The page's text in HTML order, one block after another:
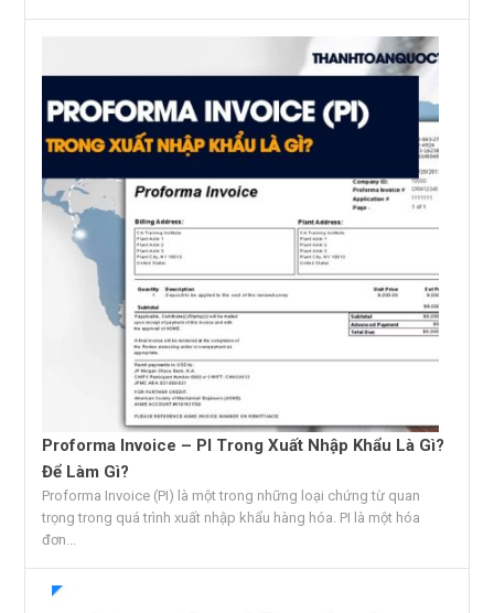
Proforma Invoice – PI Trong Xuất Nhập Khẩu Là Gì?
Để Làm Gì?
Proforma Invoice (PI) là một trong những loại chứng từ quan
trọng trong quá trình xuất nhập khẩu hàng hóa. PI là một hóa
đơn...